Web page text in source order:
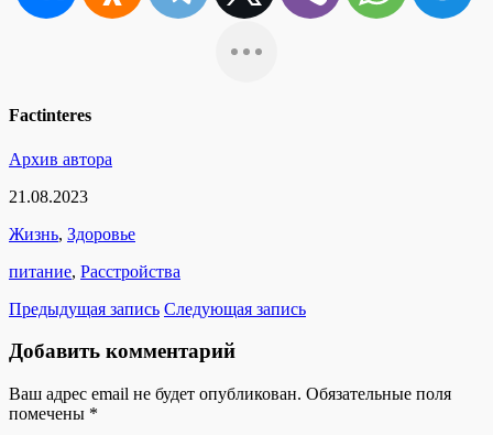
Factinteres
Архив автора
21.08.2023
Жизнь, Здоровье
питание, Расстройства
Предыдущая запись Следующая запись
Добавить комментарий
Ваш адрес email не будет опубликован. Обязательные поля
помечены *